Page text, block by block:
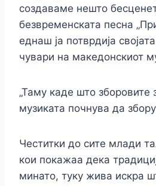
создаваме нешто
безвременската песна
еднаш ја потврдија
чувари на македонскиот
„Таму каде што зборовите
музиката почнува да
Честитки до сите млади
кои покажаа дека
минато, туку жива искра